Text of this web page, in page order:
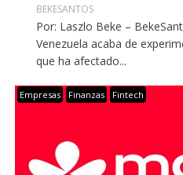
BEKESANTOS
Por: Laszlo Beke –
Venezuela acaba de
que ha afectado...
Empresas Finanzas Fintech